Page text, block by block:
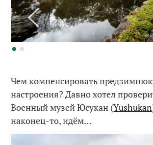
Чем компенсировать
настроения? Давно хотел
Военный музей Юсукан (Yushukan
наконец-то, идём…